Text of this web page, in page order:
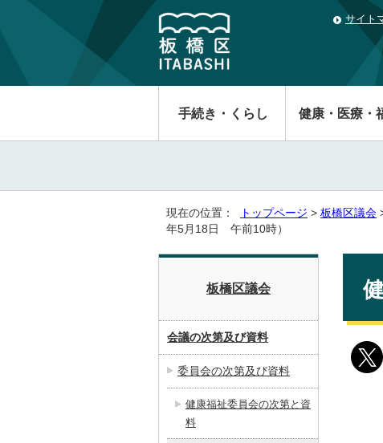
サイト
手続き・くらし 健康・医療・
現在の位置： トップページ > 板橋区議会
年5月18日 午前10時）
板橋区議会
会議の次第及び資料
委員会の次第及び資料
健康福祉委員会の次第と資
料